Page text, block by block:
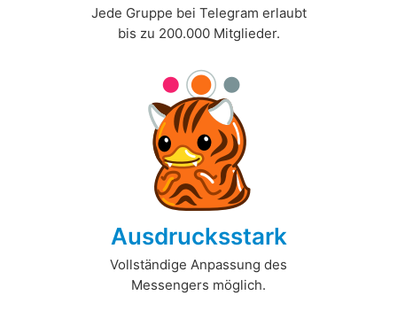
Jede Gruppe bei Telegram erlaubt
bis zu 200.000 Mitglieder.
Ausdrucksstark
Vollständige Anpassung des
Messengers möglich.